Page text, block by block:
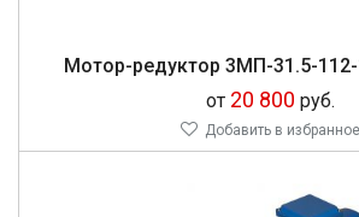
Мо­тор-ре­дук­тор 3МП-31.5-112-
от 20 800 руб.
Добавить в избранное